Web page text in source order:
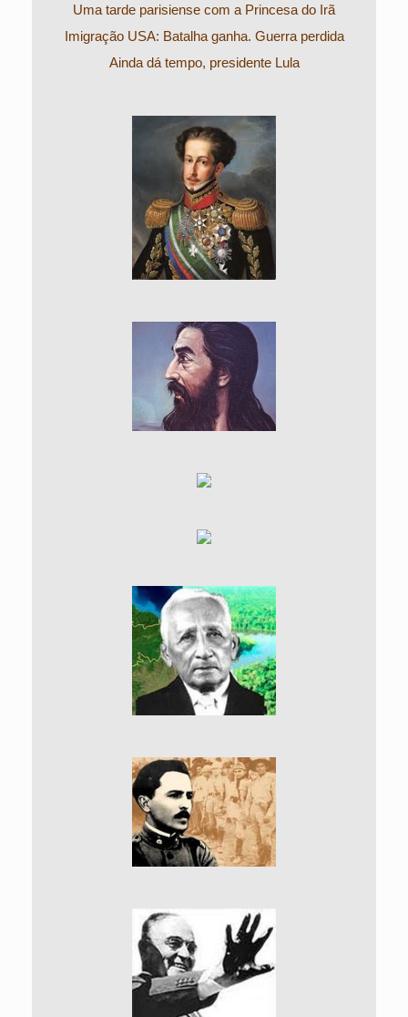
Uma tarde parisiense com a Princesa do Irã
Imigração USA: Batalha ganha. Guerra perdida
Ainda dá tempo, presidente Lula